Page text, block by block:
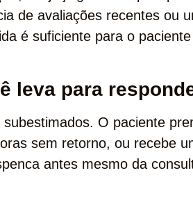
de avaliações recentes ou
é suficiente para o
leva para
O paciente
sem retorno, ou recebe
antes mesmo da